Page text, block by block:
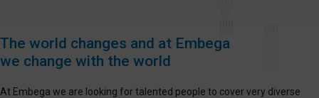
The world changes and at Embega
we change with the world
At Embega we are looking for talented people to cover very diverse